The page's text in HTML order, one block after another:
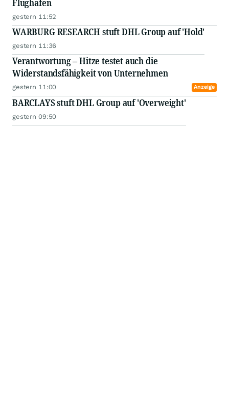
Flughäfen
gestern 11:52
WARBURG RESEARCH stuft DHL Group auf 'Hold'
gestern 11:36
Verantwortung – Hitze testet auch die
Widerstandsfähigkeit von Unternehmen
gestern 11:00 Anzeige
BARCLAYS stuft DHL Group auf 'Overweight'
gestern 09:50